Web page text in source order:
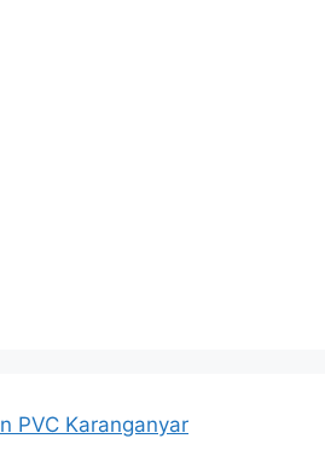
PVC Karanganyar